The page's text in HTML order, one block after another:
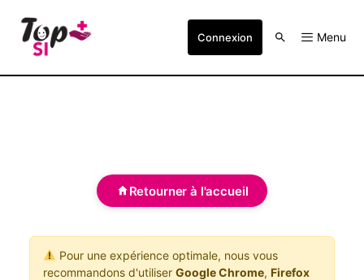
Connexion Menu
Retourner à l'accueil
Pour une expérience optimale, nous vous
recommandons d'utiliser Google Chrome, Firefox